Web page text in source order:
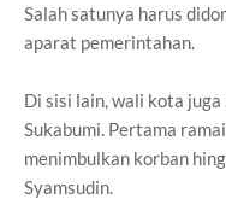
Salah satunya harus
aparat pemerintahan.
Di sisi lain, wali kota
Sukabumi. Pertama
menimbulkan korban
Syamsudin.